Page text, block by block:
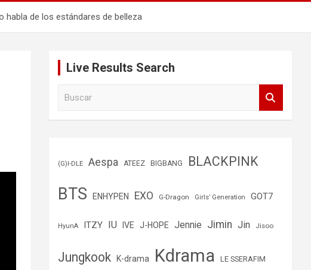
habla de los estándares de belleza
Live Results Search
(G)I-DLE Aespa ATEEZ BIGBANG BLACKPINK
BTS ENHYPEN EXO G-Dragon Girls’ Generation GOT7
HyunA ITZY IU IVE J-HOPE Jennie Jimin Jin Jisoo
Jungkook K-drama Kdrama LE SSERAFIM